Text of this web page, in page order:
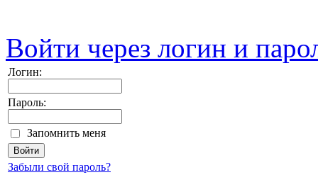
Войти через логин и
Логин:
Пароль:
Запомнить меня
Забыли свой пароль?